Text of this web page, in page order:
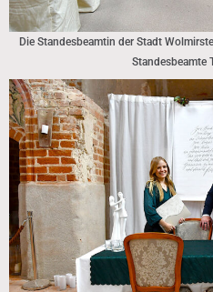
Die Standesbeamtin der Stadt
Standesbeamte